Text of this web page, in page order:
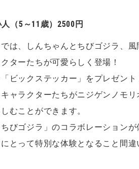
（5～11歳）2500円
は、しんちゃんとちびゴジラ、
ターたちが可愛らしく登場！
ビックステッカー」をプレゼント
ャラクターたちがニジゲンノモ
むことができます。
びゴジラ」のコラボレーション
とって特別な体験となること間違